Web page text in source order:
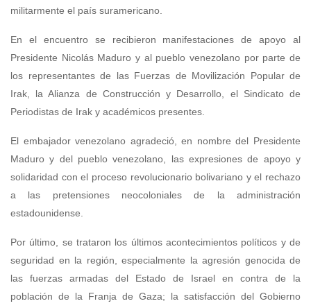
militarmente el país suramericano.
En el encuentro se recibieron manifestaciones de apoyo al
Presidente Nicolás Maduro y al pueblo venezolano por parte de
los representantes de las Fuerzas de Movilización Popular de
Irak, la Alianza de Construcción y Desarrollo, el Sindicato de
Periodistas de Irak y académicos presentes.
El embajador venezolano agradeció, en nombre del Presidente
Maduro y del pueblo venezolano, las expresiones de apoyo y
solidaridad con el proceso revolucionario bolivariano y el rechazo
a las pretensiones neocoloniales de la administración
estadounidense.
Por último, se trataron los últimos acontecimientos políticos y de
seguridad en la región, especialmente la agresión genocida de
las fuerzas armadas del Estado de Israel en contra de la
población de la Franja de Gaza; la satisfacción del Gobierno